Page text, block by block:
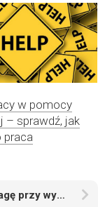
w pomocy
– sprawdź, jak
praca
Na jakie rzeczy należy zwrócić uwagę przy wyborze rzeczoznawcy nieruchomości